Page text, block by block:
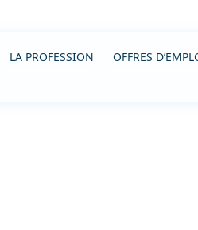
LA PROFESSION OFFRES